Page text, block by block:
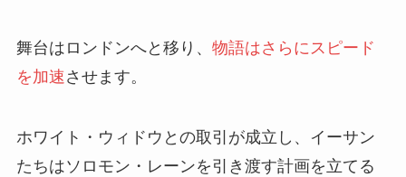
舞台はロンドンへと移り、 物語はさらにスピード
を加速 させます。
ホワイト・ウィドウとの取引が成立し、イーサン
たちはソロモン・レーンを引き渡す計画を立てる